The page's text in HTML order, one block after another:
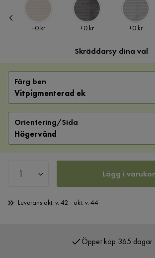
Pris
+0 kr Pris
+0 kr Pris
+0 kr
Skräddarsy dina val
Färg ben
Vitpigmenterad ek
Orientering/Sida
Högervänd
Lägg i
Leverans okt. v. 42 - okt. v. 44
Öppet köp 365 dagar